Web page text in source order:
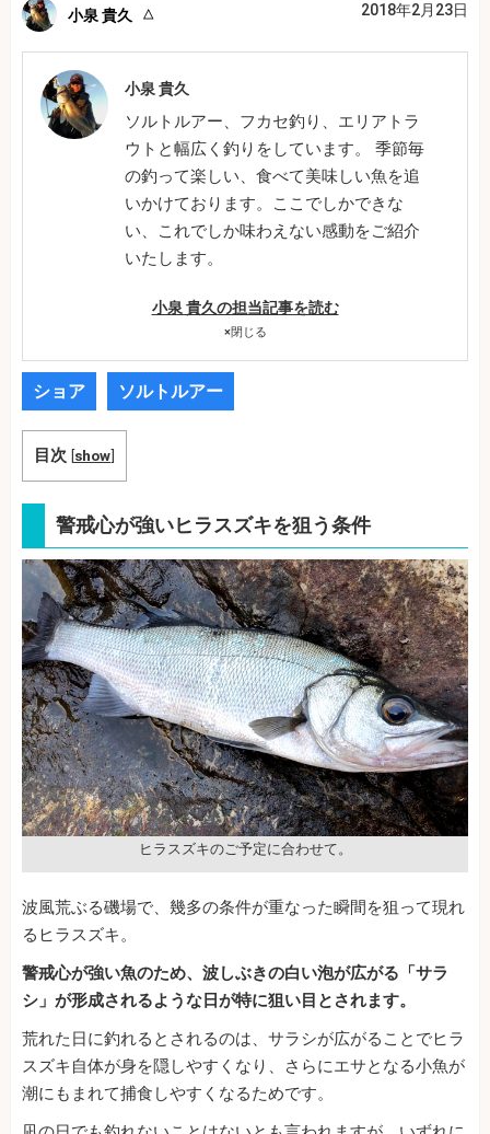
小泉 貴久 2018年2月23日
小泉 貴久
ソルトルアー、フカセ釣り、エリアトラ
ウトと幅広く釣りをしています。 季節毎
の釣って楽しい、食べて美味しい魚を追
いかけております。ここでしかできな
い、これでしか味わえない感動をご紹介
いたします。
小泉 貴久の担当記事を読む
×閉じる
ショア ソルトルアー
目次 [show]
警戒心が強いヒラスズキを狙う条件
ヒラスズキのご予定に合わせて。
波風荒ぶる磯場で、幾多の条件が重なった瞬間を狙って現れ
るヒラスズキ。
警戒心が強い魚のため、波しぶきの白い泡が広がる「サラ
シ」が形成されるような日が特に狙い目とされます。
荒れた日に釣れるとされるのは、サラシが広がることでヒラ
スズキ自体が身を隠しやすくなり、さらにエサとなる小魚が
潮にもまれて捕食しやすくなるためです。